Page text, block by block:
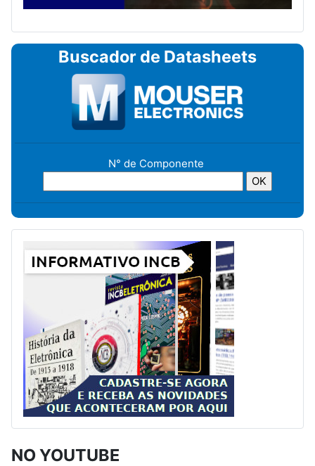
Buscador de Datasheets
N° de Componente
NO YOUTUBE